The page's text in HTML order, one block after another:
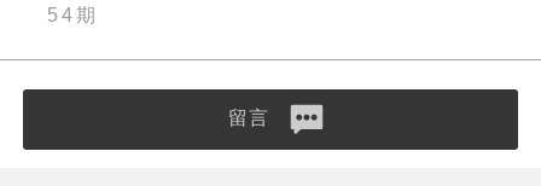
54期
留言